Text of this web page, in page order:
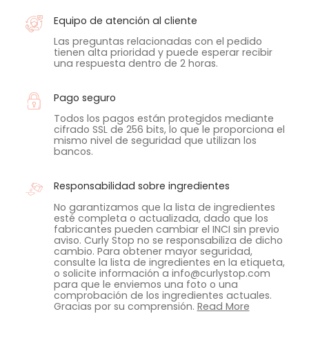
Equipo de atención al cliente
Las preguntas relacionadas con el pedido
tienen alta prioridad y puede esperar recibir
una respuesta dentro de 2 horas.
Pago seguro
Todos los pagos están protegidos mediante
cifrado SSL de 256 bits, lo que le proporciona el
mismo nivel de seguridad que utilizan los
bancos.
Responsabilidad sobre ingredientes
No garantizamos que la lista de ingredientes
esté completa o actualizada, dado que los
fabricantes pueden cambiar el INCI sin previo
aviso. Curly Stop no se responsabiliza de dicho
cambio. Para obtener mayor seguridad,
consulte la lista de ingredientes en la etiqueta,
o solicite información a info@curlystop.com
para que le enviemos una foto o una
comprobación de los ingredientes actuales.
Gracias por su comprensión. Read More